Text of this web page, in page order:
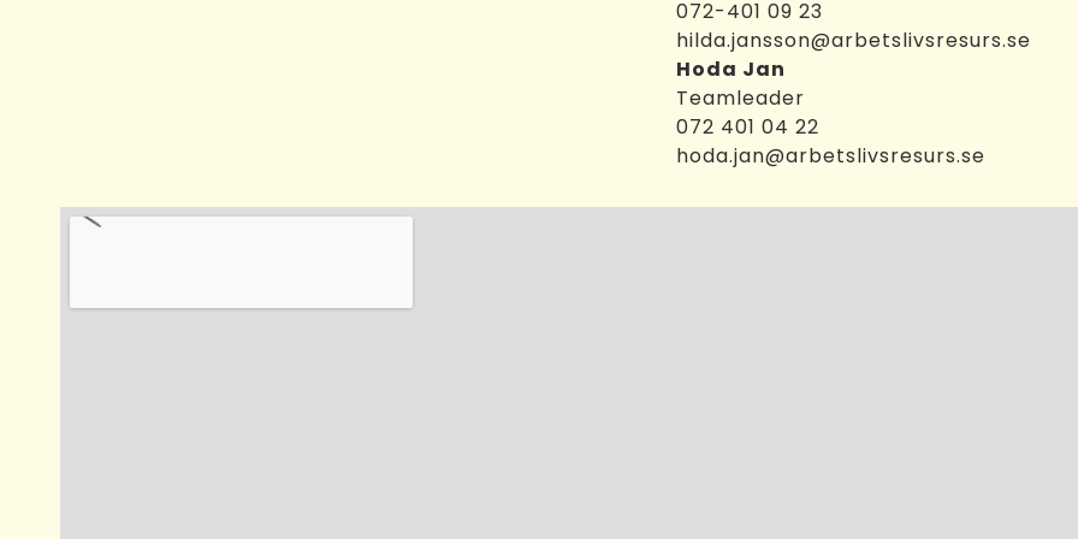
072-401 09 23
hilda.jansson@arbetslivsresurs.se
Hoda Jan
Teamleader
072 401 04 22
hoda.jan@arbetslivsresurs.se